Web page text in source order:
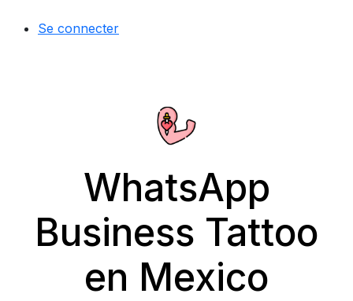
Se connecter
WhatsApp
Business Tattoo
en Mexico